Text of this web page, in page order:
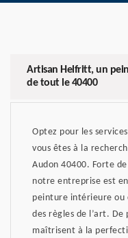
Artisan Helfritt, un
de tout le 40400
Optez pour les
vous êtes à la
Audon 40400. Forte
notre entreprise est
peinture intérieure ou
des règles de l’art.
maîtrisent à la